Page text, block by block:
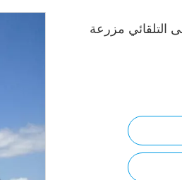
التلقائي مزرعة